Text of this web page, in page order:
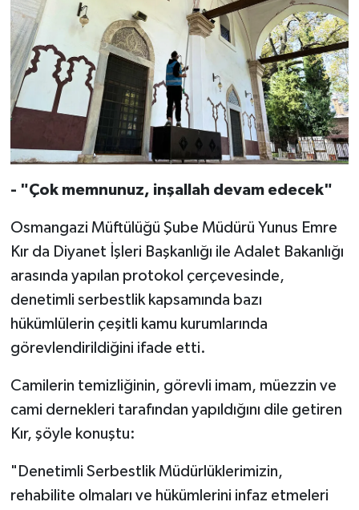
- "Çok memnunuz, inşallah devam edecek"
Osmangazi Müftülüğü Şube Müdürü Yunus Emre
Kır da Diyanet İşleri Başkanlığı ile Adalet Bakanlığı
arasında yapılan protokol çerçevesinde,
denetimli serbestlik kapsamında bazı
hükümlülerin çeşitli kamu kurumlarında
görevlendirildiğini ifade etti.
Camilerin temizliğinin, görevli imam, müezzin ve
cami dernekleri tarafından yapıldığını dile getiren
Kır, şöyle konuştu:
"Denetimli Serbestlik Müdürlüklerimizin,
rehabilite olmaları ve hükümlerini infaz etmeleri
Diyarbakır Müftülüğü
Düzce Müftülüğü
Edirne Müftülüğü
Elazığ Müftülüğü
Erzincan Müftülüğü
Erzurum Müftülüğü
Eskişehir Müftülüğü
Gaziantep Müftülüğü
Giresun Müftülüğü
Gümüşhane Müftülüğü
Hakkari Müftülüğü
İhtida Haberleri
YAŞAM